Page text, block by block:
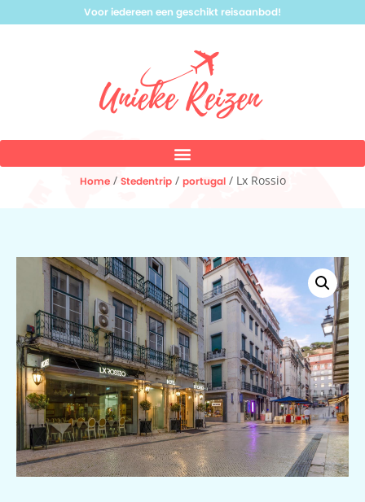
Voor iedereen een geschikt reisaanbod!
Home/ Stedentrip/ portugal/ Lx Rossio